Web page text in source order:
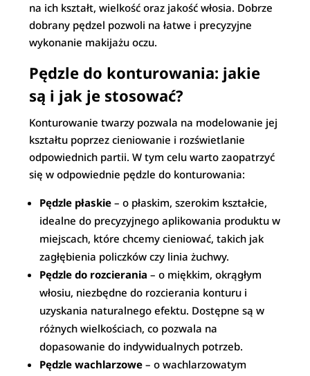
na ich kształt, wielkość oraz jakość włosia. Dobrze
dobrany pędzel pozwoli na łatwe i precyzyjne
wykonanie makijażu oczu.
Pędzle do konturowania: jakie
są i jak je stosować?
Konturowanie twarzy pozwala na modelowanie jej
kształtu poprzez cieniowanie i rozświetlanie
odpowiednich partii. W tym celu warto zaopatrzyć
się w odpowiednie pędzle do konturowania:
Pędzle płaskie – o płaskim, szerokim kształcie,
idealne do precyzyjnego aplikowania produktu w
miejscach, które chcemy cieniować, takich jak
zagłębienia policzków czy linia żuchwy.
Pędzle do rozcierania – o miękkim, okrągłym
włosiu, niezbędne do rozcierania konturu i
uzyskania naturalnego efektu. Dostępne są w
różnych wielkościach, co pozwala na
dopasowanie do indywidualnych potrzeb.
Pędzle wachlarzowe – o wachlarzowatym